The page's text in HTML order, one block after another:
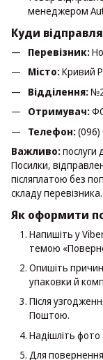
менеджером
Куди
Перевізник:
Місто:Кривий
Відділення:
Отримувач:
Телефон:
Важливо:послуги
Посилки,
післяплатою без
складу перевізника.
Як оформити
Напишіть у
темою
Опишіть
упаковки й
Після
Поштою.
Надішліть фото
Для повернення